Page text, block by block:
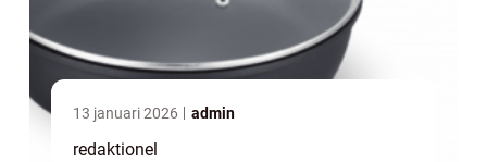
13 januari 2026 admin
redaktionel